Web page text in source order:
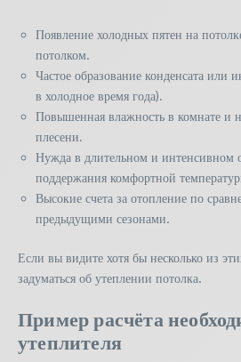
Появление холодных пятен на
потолком.
Частое образование конденсата или
в холодное время года).
Повышенная влажность в комнате и
плесени.
Нужда в длительном и интенсивном
поддержания комфортной
Высокие счета за отопление по
предыдущими сезонами.
Если вы видите хотя бы несколько из
задуматься об утеплении потолка.
Пример расчёта
утеплителя